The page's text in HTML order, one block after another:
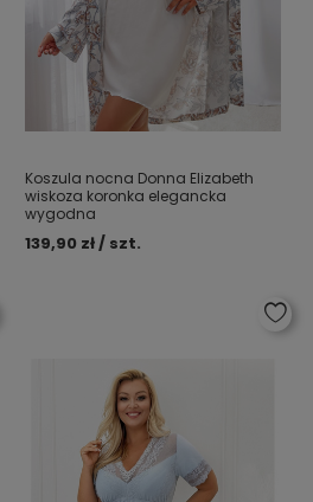
Koszula nocna Donna Elizabeth
wiskoza koronka elegancka
wygodna
139,90 zł / szt.